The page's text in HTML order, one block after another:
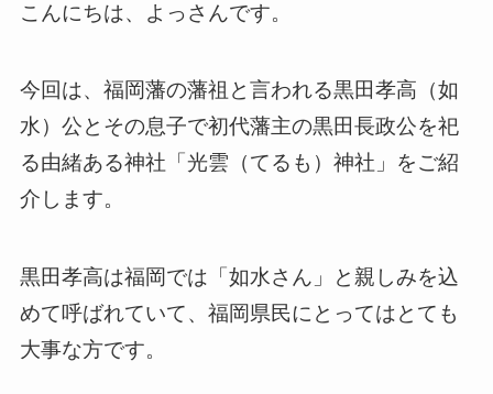
こんにちは、よっさんです。
今回は、福岡藩の藩祖と言われる黒田孝高（如
水）公とその息子で初代藩主の黒田長政公を祀
る由緒ある神社「光雲（てるも）神社」をご紹
介します。
黒田孝高は福岡では「如水さん」と親しみを込
めて呼ばれていて、福岡県民にとってはとても
大事な方です。